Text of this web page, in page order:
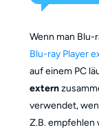
Wenn man Blu-
Blu-ray Player
auf einem PC
extern
verwendet,
Z.B. empfehlen